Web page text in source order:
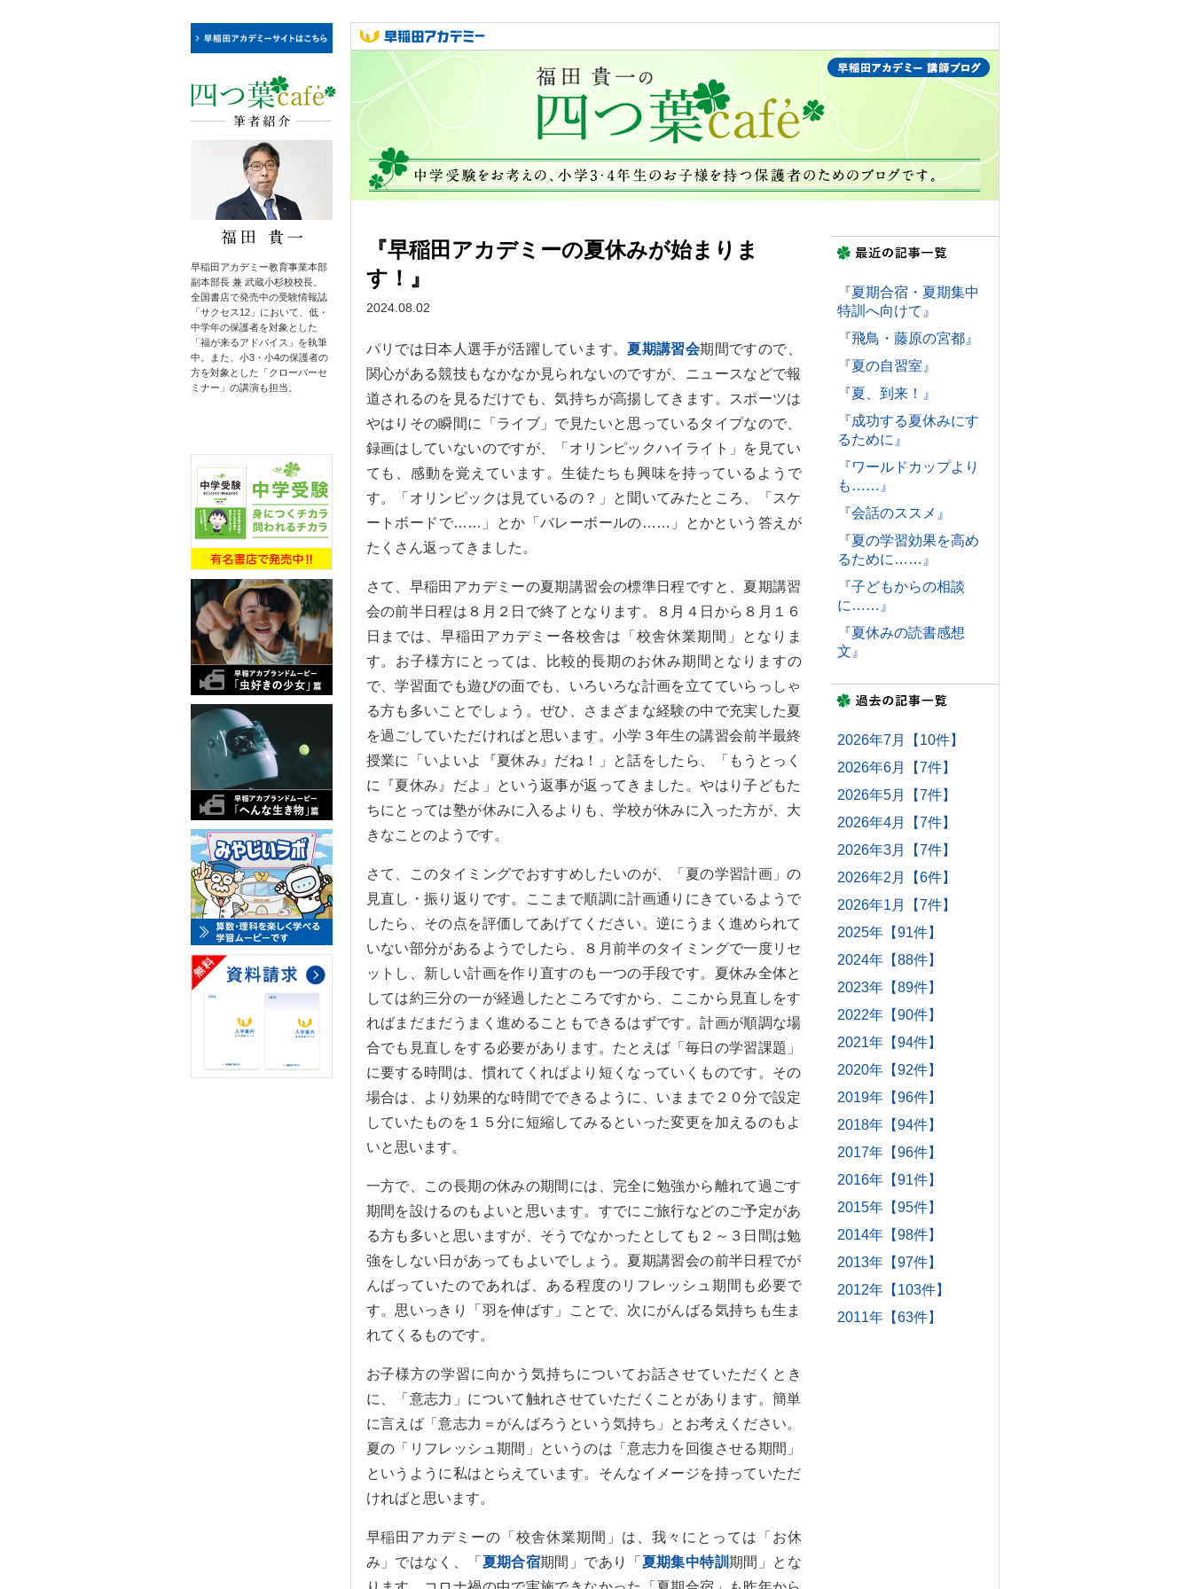
『早稲田アカデミーの夏休みが始まりま
す！』
2024.08.02
パリでは日本人選手が活躍しています。夏期講習会期間ですので、
関心がある競技もなかなか見られないのですが、ニュースなどで報
道されるのを見るだけでも、気持ちが高揚してきます。スポーツは
やはりその瞬間に「ライブ」で見たいと思っているタイプなので、
録画はしていないのですが、「オリンピックハイライト」を見てい
ても、感動を覚えています。生徒たちも興味を持っているようで
す。「オリンピックは見ているの？」と聞いてみたところ、「スケ
ートボードで……」とか「バレーボールの……」とかという答えが
たくさん返ってきました。
さて、早稲田アカデミーの夏期講習会の標準日程ですと、夏期講習
会の前半日程は８月２日で終了となります。８月４日から８月１６
日までは、早稲田アカデミー各校舎は「校舎休業期間」となりま
す。お子様方にとっては、比較的長期のお休み期間となりますの
で、学習面でも遊びの面でも、いろいろな計画を立てていらっしゃ
る方も多いことでしょう。ぜひ、さまざまな経験の中で充実した夏
を過ごしていただければと思います。小学３年生の講習会前半最終
授業に「いよいよ『夏休み』だね！」と話をしたら、「もうとっく
に『夏休み』だよ」という返事が返ってきました。やはり子どもた
ちにとっては塾が休みに入るよりも、学校が休みに入った方が、大
きなことのようです。
さて、このタイミングでおすすめしたいのが、「夏の学習計画」の
見直し・振り返りです。ここまで順調に計画通りにきているようで
したら、その点を評価してあげてください。逆にうまく進められて
いない部分があるようでしたら、８月前半のタイミングで一度リセ
ットし、新しい計画を作り直すのも一つの手段です。夏休み全体と
しては約三分の一が経過したところですから、ここから見直しをす
ればまだまだうまく進めることもできるはずです。計画が順調な場
合でも見直しをする必要があります。たとえば「毎日の学習課題」
に要する時間は、慣れてくればより短くなっていくものです。その
場合は、より効果的な時間でできるように、いままで２０分で設定
していたものを１５分に短縮してみるといった変更を加えるのもよ
いと思います。
一方で、この長期の休みの期間には、完全に勉強から離れて過ごす
期間を設けるのもよいと思います。すでにご旅行などのご予定があ
る方も多いと思いますが、そうでなかったとしても２～３日間は勉
強をしない日があってもよいでしょう。夏期講習会の前半日程でが
んばっていたのであれば、ある程度のリフレッシュ期間も必要で
す。思いっきり「羽を伸ばす」ことで、次にがんばる気持ちも生ま
れてくるものです。
お子様方の学習に向かう気持ちについてお話させていただくとき
に、「意志力」について触れさせていただくことがあります。簡単
に言えば「意志力＝がんばろうという気持ち」とお考えください。
夏の「リフレッシュ期間」というのは「意志力を回復させる期間」
というように私はとらえています。そんなイメージを持っていただ
ければと思います。
早稲田アカデミーの「校舎休業期間」は、我々にとっては「お休
み」ではなく、「 夏期合宿期間」であり「 夏期集中特訓期間」とな
『夏期合宿・夏期集中
特訓へ向けて』
『飛鳥・藤原の宮都』
『夏の自習室』
『夏、到来！』
『成功する夏休みにす
るために』
『ワールドカップより
も……』
『会話のススメ』
『夏の学習効果を高め
るために……』
『子どもからの相談
に……』
『夏休みの読書感想
文』
2026年7月【10件】
2026年6月【7件】
2026年5月【7件】
2026年4月【7件】
2026年3月【7件】
2026年2月【6件】
2026年1月【7件】
2025年【91件】
2024年【88件】
2023年【89件】
2022年【90件】
2021年【94件】
2020年【92件】
2019年【96件】
2018年【94件】
2017年【96件】
2016年【91件】
2015年【95件】
2014年【98件】
2013年【97件】
2012年【103件】
2011年【63件】
早稲田アカデミー教育事業本部
副本部長 兼 武蔵小杉校校長。
全国書店で発売中の受験情報誌
「サクセス12」において、低・
中学年の保護者を対象とした
「福が来るアドバイス」を執筆
中。また、小3・小4の保護者の
方を対象とした「クローバーセ
ミナー」の講演も担当。